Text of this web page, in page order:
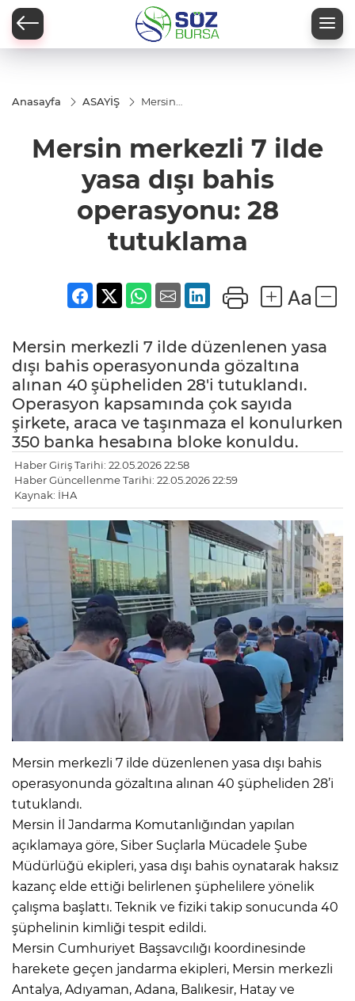
Anasayfa ASAYİŞ
Mersin
dışı bahis
operasyonu:
tutuklama
Mersin merkezli 7 ilde
yasa dışı bahis
operasyonu: 28
tutuklama
Mersin merkezli 7 ilde düzenlenen yasa
dışı bahis operasyonunda gözaltına
alınan 40 şüpheliden 28'i tutuklandı.
Operasyon kapsamında çok sayıda
şirkete, araca ve taşınmaza el konulurken
350 banka hesabına bloke konuldu.
Haber Giriş Tarihi: 22.05.2026 22:58
Haber Güncellenme Tarihi: 22.05.2026 22:59
Kaynak: İHA
Mersin merkezli 7 ilde düzenlenen yasa dışı bahis
operasyonunda gözaltına alınan 40 şüpheliden 28’i
tutuklandı.
Mersin İl Jandarma Komutanlığından yapılan
açıklamaya göre, Siber Suçlarla Mücadele Şube
Müdürlüğü ekipleri, yasa dışı bahis oynatarak haksız
kazanç elde ettiği belirlenen şüphelilere yönelik
çalışma başlattı. Teknik ve fiziki takip sonucunda 40
şüphelinin kimliği tespit edildi.
Mersin Cumhuriyet Başsavcılığı koordinesinde
harekete geçen jandarma ekipleri, Mersin merkezli
Antalya, Adıyaman, Adana, Balıkesir, Hatay ve